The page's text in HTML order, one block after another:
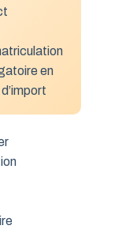
en